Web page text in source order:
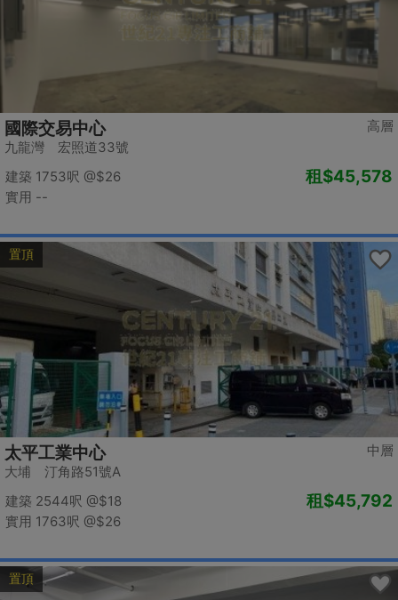
高層
國際交易中心
九龍灣 宏照道33號
建築 1753呎 @$26
實用 --
租$45,578
置頂
中層
太平工業中心
大埔 汀角路51號A
建築 2544呎 @$18
實用 1763呎 @$26
租$45,792
置頂